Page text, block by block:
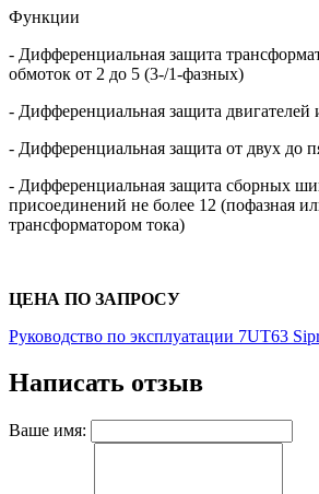
Функции
- Дифференциальная защита
обмоток от 2 до 5 (3-/1-фазных)
- Дифференциальная защита двигателей
- Дифференциальная защита от двух до
- Дифференциальная защита сборных
присоединений не более 12 (пофазная
трансформатором тока)
ЦЕНА ПО ЗАПРОСУ
Руководство по эксплуатации 7UT63
Написать отзыв
Ваше имя: